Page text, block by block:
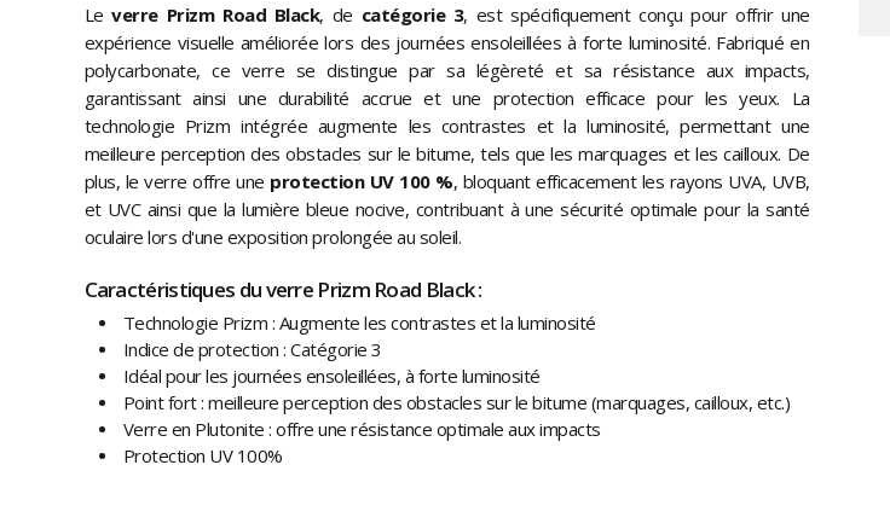
Leverre Prizm Road Black, de catégorie 3, est spécifiquement conçu pour offrir une
expérience visuelle améliorée lors des journées ensoleillées à forte luminosité. Fabriqué en
polycarbonate, ce verre se distingue par sa légèreté et sa résistance aux impacts,
garantissant ainsi une durabilité accrue et une protection efficace pour les yeux. La
technologie Prizm intégrée augmente les contrastes et la luminosité, permettant une
meilleure perception des obstacles sur le bitume, tels que les marquages et les cailloux. De
plus, le verre offre une protection UV 100 %, bloquant efficacement les rayons UVA, UVB,
et UVC ainsi que la lumière bleue nocive, contribuant à une sécurité optimale pour la santé
oculaire lors d'une exposition prolongée au soleil.
Caractéristiques du verre Prizm Road Black :
Technologie Prizm : Augmente les contrastes et la luminosité
Indice de protection : Catégorie 3
Idéal pour les journées ensoleillées, à forte luminosité
Point fort : meilleure perception des obstacles sur le bitume (marquages, cailloux, etc.)
Verre en Plutonite : offre une résistance optimale aux impacts
Protection UV 100%